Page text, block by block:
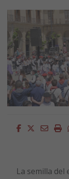
Facebook
Twitter
Email
La semilla del